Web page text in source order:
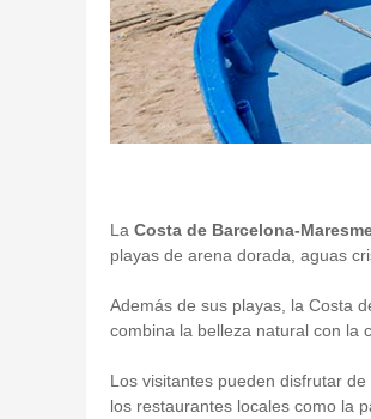
La Costa de Barcelona-
playas de arena dorada, aguas
Además de sus playas, la Costa
combina la belleza natural con la
Los visitantes pueden disfrutar
los restaurantes locales como la